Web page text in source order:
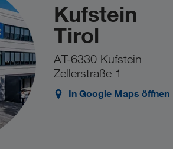
Kufstein
Tirol
AT-6330 Kufstein
Zellerstraße 1
In Google Maps öffnen